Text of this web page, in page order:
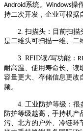
Android 系统。 Windows操
持二次开发，企业可根据
2. 扫描头：目前扫描
是二维头可扫描一维、二
3. RFID读/写功能：
耐高温、使用寿命长、读
容量更大、存储信息更改
频。
4. 工业防护等级：很
防护等级越高，手持机产
污、北方的户外、冷链环